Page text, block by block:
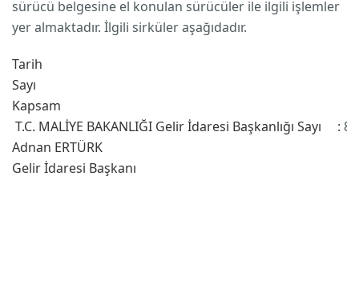
sürücü belgesine el konulan sürücüler ile ilgili işlemler
yer almaktadır. İlgili sirküler aşağıdadır.
Tarih
Sayı
Kapsam
T.C. MALİYE BAKANLIĞI Gelir İdaresi Başkanlığı Sayı :
Adnan ERTÜRK
Gelir İdaresi Başkanı